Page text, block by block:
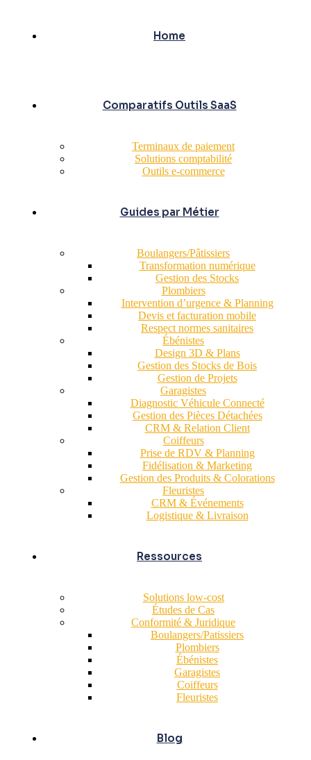
Home
Comparatifs Outils SaaS
Terminaux de paiement
Solutions comptabilité
Outils e-commerce
Guides par Métier
Boulangers/Pâtissiers
Transformation numérique
Gestion des Stocks
Plombiers
Intervention d’urgence & Planning
Devis et facturation mobile
Respect normes sanitaires
Ébénistes
Design 3D & Plans
Gestion des Stocks de Bois
Gestion de Projets
Garagistes
Diagnostic Véhicule Connecté
Gestion des Pièces Détachées
CRM & Relation Client
Coiffeurs
Prise de RDV & Planning
Fidélisation & Marketing
Gestion des Produits & Colorations
Fleuristes
CRM & Événements
Logistique & Livraison
Ressources
Solutions low-cost
Études de Cas
Conformité & Juridique
Boulangers/Patissiers
Plombiers
Ébénistes
Garagistes
Coiffeurs
Fleuristes
Blog